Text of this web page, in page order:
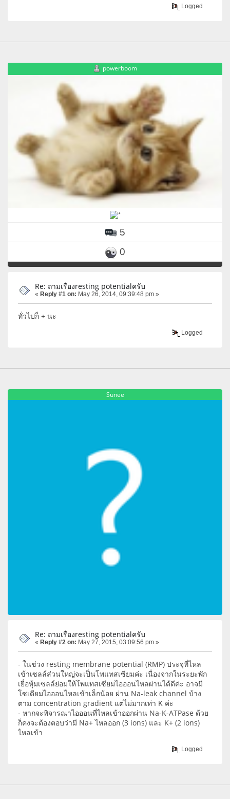
Logged
powerboom
5
0
Re: ถามเรื่องresting potentialครับ
« Reply #1 on: May 26, 2014, 09:39:48 pm »
ทั่วไปก็ + นะ
Logged
Sunee
Re: ถามเรื่องresting potentialครับ
« Reply #2 on: May 27, 2015, 03:09:56 pm »
- ในช่วง resting membrane potential (RMP) ประจุที่ไหล
เข้าเซลล์ส่วนใหญ่จะเป็นโพแทสเซียมค่ะ เนื่องจากในระยะพัก
เยื่อหุ้มเซลล์ย่อมให้โพแทสเซียมไอออนไหลผ่านได้ดีค่ะ อาจมี
โซเดียมไอออนไหลเข้าเล็กน้อย ผ่าน Na-leak channel บ้าง
ตาม concentration gradient แต่ไม่มากเท่า K ค่ะ
- หากจะพิจารณาไอออนที่ไหลเข้าออกผ่าน Na-K-ATPase ด้วย
ก็คงจะต้องตอบว่ามี Na+ ไหลออก (3 ions) และ K+ (2 ions)
ไหลเข้า
Logged